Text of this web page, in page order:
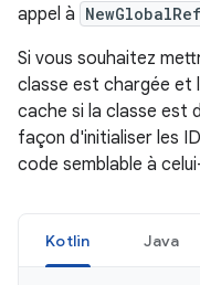
appel à
Si vous souhaitez
classe est chargée et
cache si la classe est
façon d'initialiser les
code semblable à
Kotlin Java